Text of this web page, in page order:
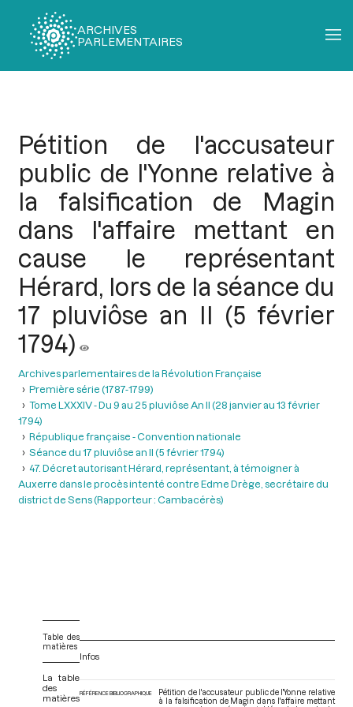
ARCHIVES
PARLEMENTAIRES
Pétition de l'accusateur
public de l'Yonne relative à
la falsification de Magin
dans l'affaire mettant en
cause le représentant
Hérard, lors de la séance du
17 pluviôse an II (5 février
1794)
Archives parlementaires de la Révolution Française
Première série (1787-1799)
Tome LXXXIV - Du 9 au 25 pluviôse An II (28 janvier au 13 février
1794)
République française - Convention nationale
Séance du 17 pluviôse an II (5 février 1794)
47. Décret autorisant Hérard, représentant, à témoigner à
Auxerre dans le procès intenté contre Edme Drège, secrétaire du
district de Sens (Rapporteur : Cambacérès)
Table des
matières
La table
des
matières
Infos
RÉFÉRENCE BIBLIOGRAPHIQUE
Pétition de l'accusateur public de l'Yonne relative
à la falsification de Magin dans l'affaire mettant